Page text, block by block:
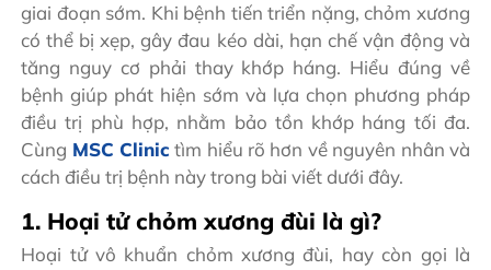
giai đoạn sớm. Khi bệnh tiến triển nặng, chỏm xương
có thể bị xẹp, gây đau kéo dài, hạn chế vận động và
tăng nguy cơ phải thay khớp háng. Hiểu đúng về
bệnh giúp phát hiện sớm và lựa chọn phương pháp
điều trị phù hợp, nhằm bảo tồn khớp háng tối đa.
Cùng MSC Clinic tìm hiểu rõ hơn về nguyên nhân và
cách điều trị bệnh này trong bài viết dưới đây.
1. Hoại tử chỏm xương đùi là gì?
Hoại tử vô khuẩn chỏm xương đùi, hay còn gọi là